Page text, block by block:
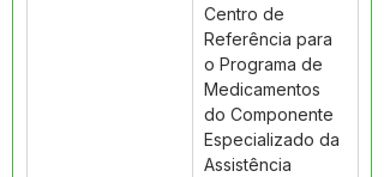
Centro de
Referência para
o Programa de
Medicamentos
do Componente
Especializado da
Assistência